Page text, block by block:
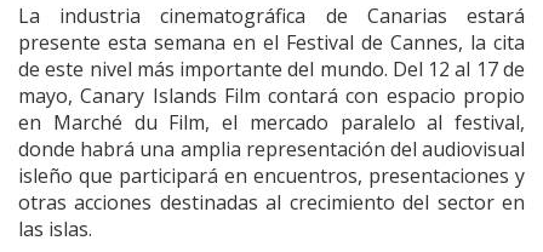
La industria cinematográfica de Canarias estará
presente esta semana en el Festival de Cannes, la cita
de este nivel más importante del mundo. Del 12 al 17 de
mayo, Canary Islands Film contará con espacio propio
en Marché du Film, el mercado paralelo al festival,
donde habrá una amplia representación del audiovisual
isleño que participará en encuentros, presentaciones y
otras acciones destinadas al crecimiento del sector en
las islas.